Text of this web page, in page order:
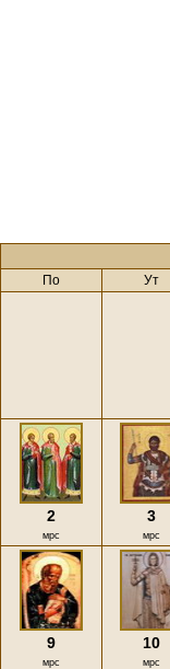
По Ут
2
мрс
3
мрс
9
мрс
10
мрс